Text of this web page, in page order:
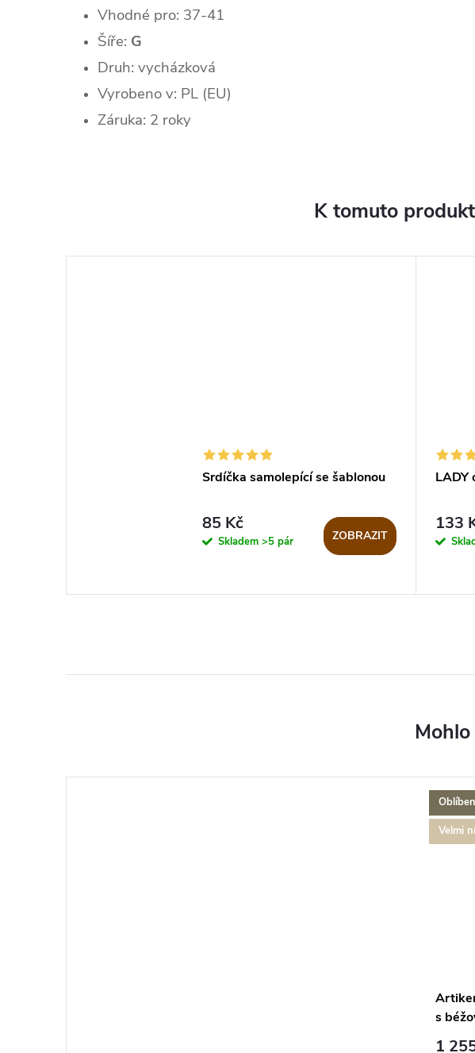
Vhodné pro: 37-41
Šíře: G
Druh: vycházková
Vyrobeno v: PL (EU)
Záruka: 2 roky
K tomuto
Srdíčka samolepící se šablonou
85 Kč
Skladem >5 pár ZOBRAZIT
LADY
133
Velmi
s
1